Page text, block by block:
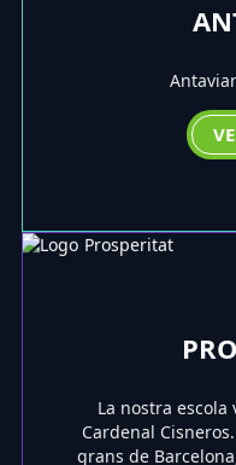
La nostra escola
Cardenal
grans de